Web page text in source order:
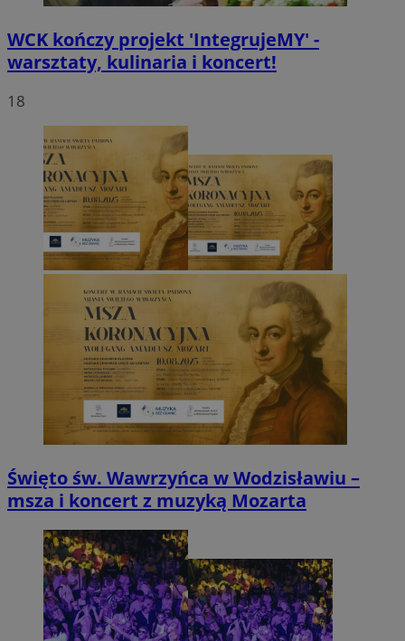
WCK kończy projekt 'IntegrujeMY' -
warsztaty, kulinaria i koncert!
18
Święto św. Wawrzyńca w Wodzisławiu –
msza i koncert z muzyką Mozarta